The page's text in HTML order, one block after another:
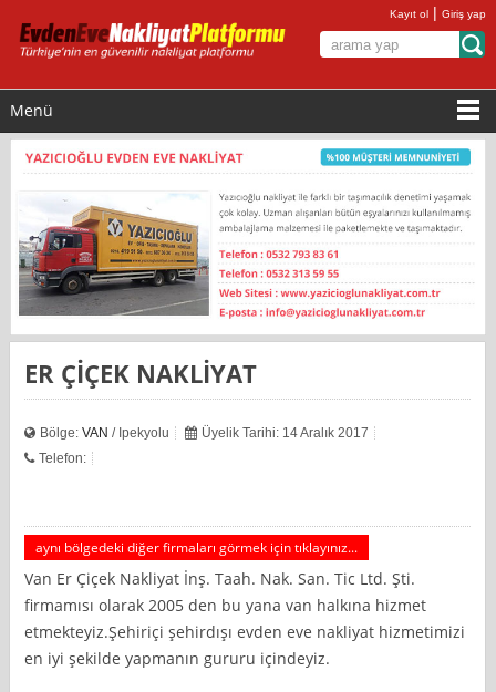
Kayıt ol |Giriş yap
Menü
ER ÇİÇEK NAKLİYAT
Bölge:VAN / Ipekyolu
Üyelik Tarihi: 14 Aralık 2017
Telefon:
aynı bölgedeki diğer firmaları görmek için tıklayınız...
Van Er Çiçek Nakliyat İnş. Taah. Nak. San. Tic Ltd. Şti.
firmamısı olarak 2005 den bu yana van halkına hizmet
etmekteyiz.Şehiriçi şehirdışı evden eve nakliyat hizmetimizi
en iyi şekilde yapmanın gururu içindeyiz.